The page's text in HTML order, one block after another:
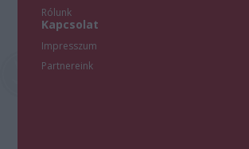
Rólunk
Kapcsolat
Impresszum
Partnereink